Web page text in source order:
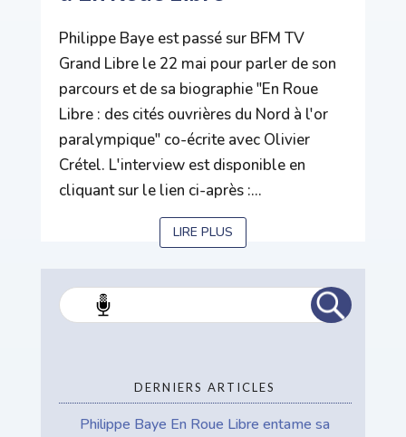
Philippe Baye est passé sur BFM TV
Grand Libre le 22 mai pour parler de son
parcours et de sa biographie "En Roue
Libre : des cités ouvrières du Nord à l'or
paralympique" co-écrite avec Olivier
Crétel. L'interview est disponible en
cliquant sur le lien ci-après :...
LIRE PLUS
Rec
her
DERNIERS ARTICLES
Philippe Baye En Roue Libre entame sa